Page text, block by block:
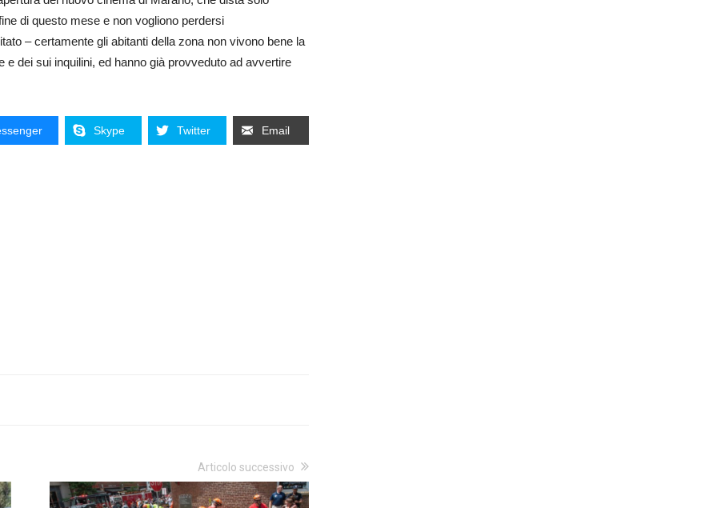
di questo mese e non vogliono perdersi
– certamente gli abitanti della zona non vivono bene la
e dei sui inquilini, ed hanno già provveduto ad avvertire
Skype Twitter Email
Articolo successivo